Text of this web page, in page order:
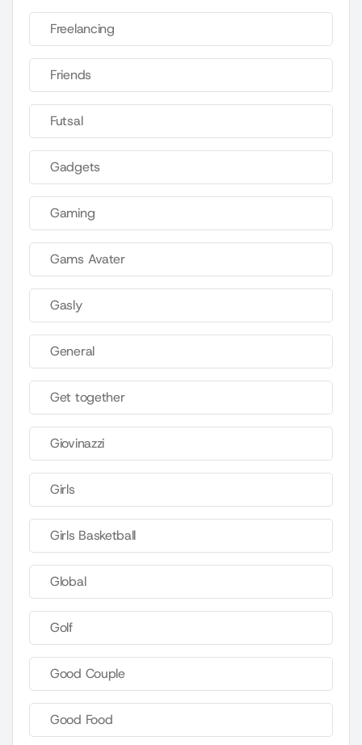
Freelancing
Friends
Futsal
Gadgets
Gaming
Gams Avater
Gasly
General
Get together
Giovinazzi
Girls
Girls Basketball
Global
Golf
Good Couple
Good Food